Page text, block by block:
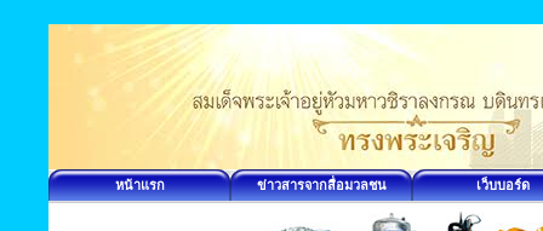
หน้าแรก ข่าวสารจากสื่อมวลชน เว็บบอร์ด